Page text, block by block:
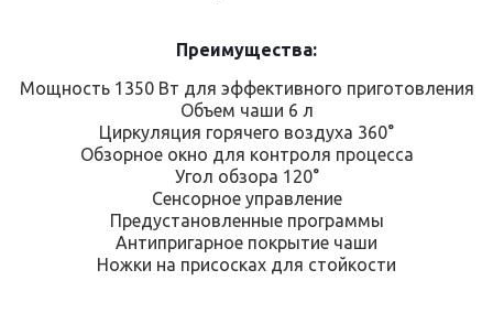
Преимущества:
Мощность 1350 Вт для эффективного приготовления
Объем чаши 6 л
Циркуляция горячего воздуха 360°
Обзорное окно для контроля процесса
Угол обзора 120°
Сенсорное управление
Предустановленные программы
Антипригарное покрытие чаши
Ножки на присосках для стойкости